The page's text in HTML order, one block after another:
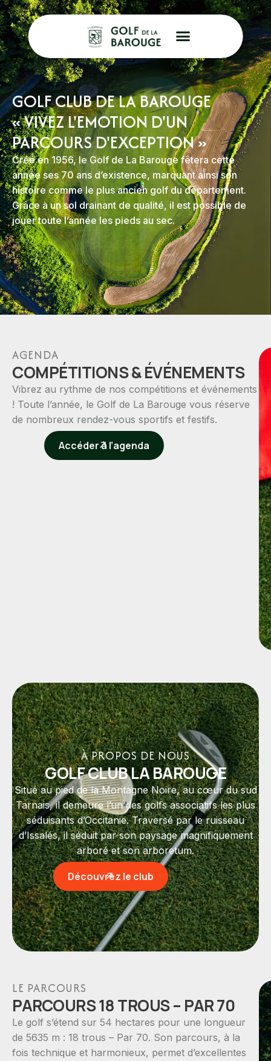
GOLF CLUB DE LA BAROUGE
« VIVEZ L'EMOTION D'UN
PARCOURS D'EXCEPTION »
Créé en 1956, le Golf de La Barouge fêtera cette
année ses 70 ans d’existence, marquant ainsi son
histoire comme le plus ancien golf du département.
Grâce à un sol drainant de qualité, il est possible de
jouer toute l’année les pieds au sec.
AGENDA
COMPÉTITIONS & ÉVÉNEMENTS
Vibrez au rythme de nos compétitions et événements
! Toute l’année, le Golf de La Barouge vous réserve
de nombreux rendez-vous sportifs et festifs.
Accéder à l’agenda
À PROPOS DE NOUS
GOLF CLUB LA BAROUGE
Situé au pied de la Montagne Noire, au cœur du sud
Tarnais, il demeure l’un des golfs associatifs les plus
séduisants d’Occitanie. Traversé par le ruisseau
d’Issalés, il séduit par son paysage magnifiquement
arboré et son arboretum.
Découvrez le club
LE PARCOURS
PARCOURS 18 TROUS – PAR 70
Le golf s’étend sur 54 hectares pour une longueur
de 5635 m : 18 trous – Par 70. Son parcours, à la
fois technique et harmonieux, permet d’excellentes